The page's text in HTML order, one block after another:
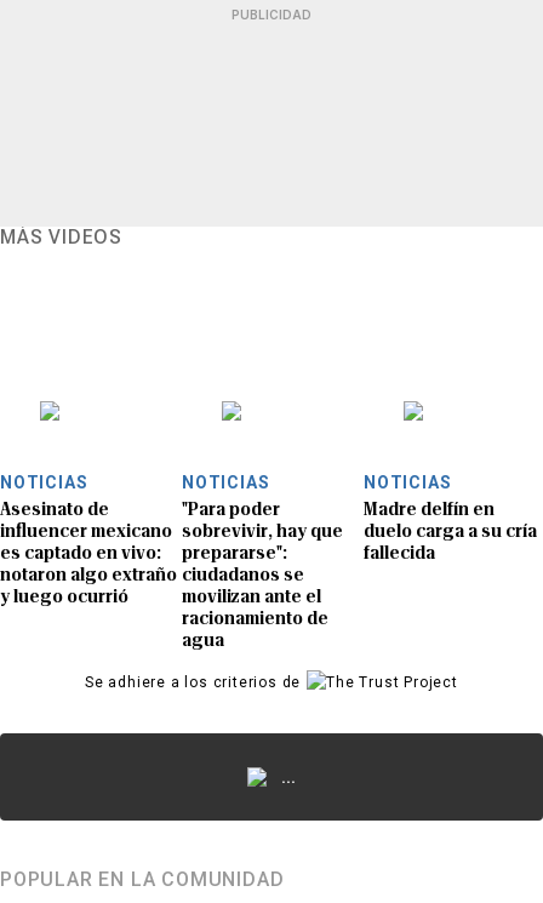
PUBLICIDAD
MÁS VIDEOS
NOTICIAS
Asesinato de
influencer mexicano
es captado en vivo:
notaron algo extraño
y luego ocurrió
NOTICIAS
"Para poder
sobrevivir, hay que
prepararse":
ciudadanos se
movilizan ante el
racionamiento de
agua
NOTICIAS
Madre delfín en
duelo carga a su cría
fallecida
Se adhiere a los criterios de
...
POPULAR EN LA COMUNIDAD